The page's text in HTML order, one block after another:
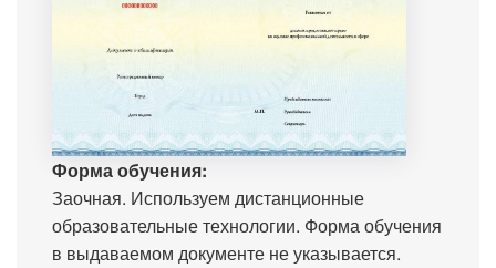
Форма обучения:
Заочная. Используем дистанционные
образовательные технологии. Форма обучения
в выдаваемом документе не указывается.